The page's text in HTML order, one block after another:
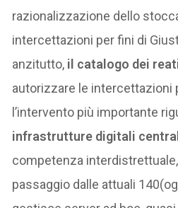
razionalizzazione dello
intercettazioni per fini di
anzitutto, il catalogo dei
autorizzare le intercettazioni
l’intervento più importante
infrastrutture digitali
competenza
passaggio dalle attuali